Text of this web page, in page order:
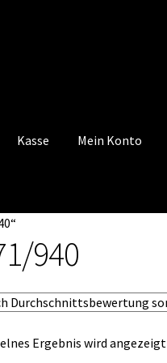
Kasse Mein Konto
940
Ergebnis wird angezeigt